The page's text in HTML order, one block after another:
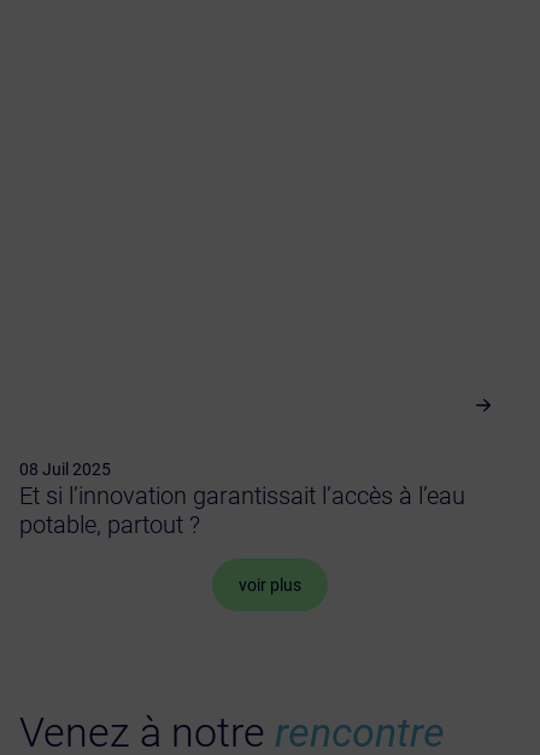
08 Juil 2025
Et si l’innovation garantissait l’accès à l’eau
potable, partout ?
voir plus
Venez à notre rencontre